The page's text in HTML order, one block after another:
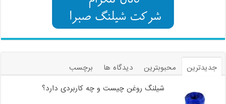
جدیدترین محبوبترین دیدگاه ها
برچسب
شیلنگ روغن چیست و چه کاربردی دارد؟